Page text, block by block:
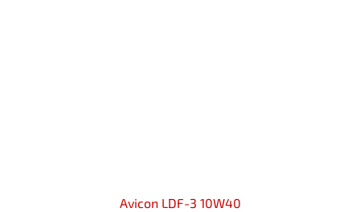
Avicon LDF-3 10W40